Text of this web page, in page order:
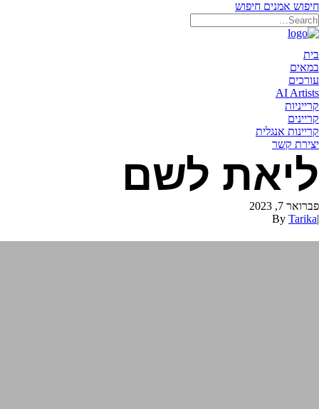
חיפוש אמנים חיפוש
בית
במאים
עורכים
AI Artists
קרייניות
קריינים
קריינות אנגלית
יצירת קשר
ליאת לשם
פברואר 7, 2023
|
By Tarika